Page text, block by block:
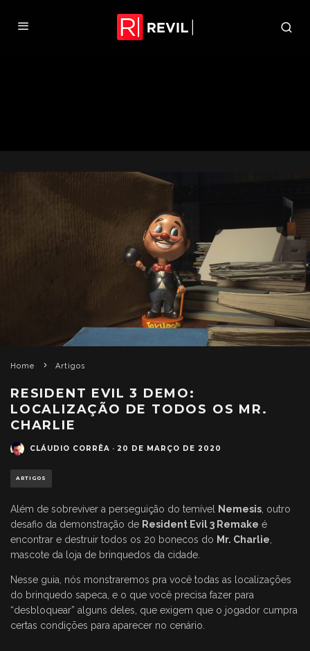
Home Artigos
RESIDENT EVIL 3 DEMO:
LOCALIZAÇÃO DE TODOS OS MR.
CHARLIE
CLÁUDIO CORRÊA · 20 DE MARÇO DE 2020
ARTIGOS
Além de sobreviver a perseguição do temível Nemesis , outro
desafio da demonstração de Resident Evil 3 Remake é
encontrar e destruir todos os 20 bonecos do Mr. Charlie
mascote da loja de brinquedos da cidade.
Nesse guia, nós monstraremos pra você todas as localizações
do brinquedo sapeca, e o que você precisa fazer para
“desbloquear” alguns deles, que exigem que o jogador cumpra
certas condições para aparecer no cenário.